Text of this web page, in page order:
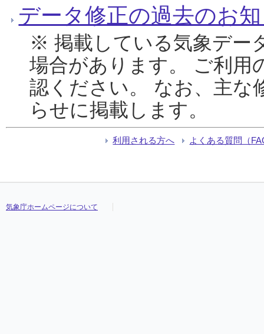
データ修正の過去のお
※ 掲載している気象デー
場合があります。 ご利用
認ください。 なお、主な
らせに掲載します。
利用される方へ よくある質問（
気象庁ホームページについて